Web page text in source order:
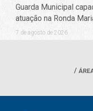
Guarda Municipal
atuação na Ronda
7 de agosto de 2026